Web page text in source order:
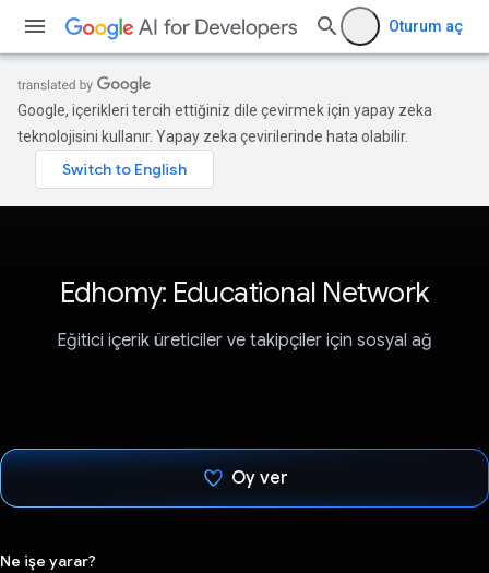
Oturum aç
Google, içerikleri tercih ettiğiniz dile çevirmek için yapay zeka
teknolojisini kullanır. Yapay zeka çevirilerinde hata olabilir.
Edhomy: Educational Network
Eğitici içerik üreticiler ve takipçiler için sosyal ağ
Oy ver
Ne işe yarar?